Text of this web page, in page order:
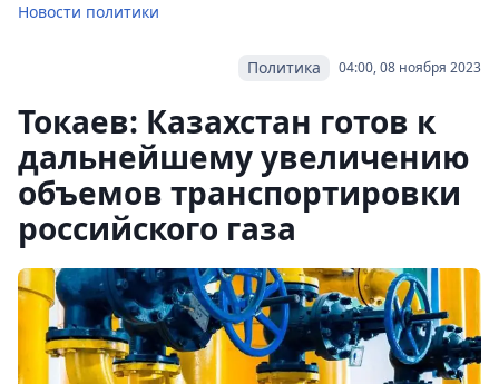
Новости политики
04:00, 08 ноября 2023
Политика
Токаев: Казахстан готов к
дальнейшему увеличению
объемов транспортировки
российского газа